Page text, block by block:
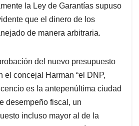
la Ley de Garantías supuso
que el dinero de los
de manera arbitraria.
del nuevo presupuesto
el concejal Harman “el DNP,
es la antepenúltima ciudad
desempeño fiscal, un
incluso mayor al de la